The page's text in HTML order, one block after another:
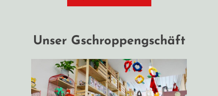
Unser Gschroppengschäft